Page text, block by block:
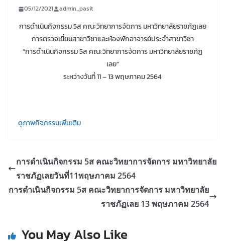
05/12/2021 admin_pasit
การดำเนินกิจกรรม 5ส คณะวิทยาการจัดการ มหาวิทยาลัยราชภัฏเลย
การตรวจเยี่ยมสาขาวิชาและห้องพักอาจารย์ประจำสาขาวิชา
“การดำเนินกิจกรรม 5ส คณะวิทยาการจัดการ มหาวิทยาลัยราชภัฏ
เลย”
ระหว่างวันที่ 11 – 13 พฤษภาคม 2564
ดูภาพกิจกรรมเพิ่มเติม
การดำเนินกิจกรรม 5ส คณะวิทยาการจัดการ มหาวิทยาลัย
ราชภัฏเลยวันที่11พฤษภาคม 2564
การดำเนินกิจกรรม 5ส คณะวิทยาการจัดการ มหาวิทยาลัย
ราชภัฏเลย 13 พฤษภาคม 2564
You May Also Like